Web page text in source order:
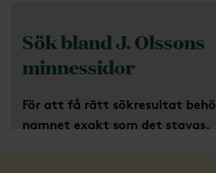
Sök bland J. Olssons
minnessidor
För att få rätt sökresultat
namnet exakt som det stavas.